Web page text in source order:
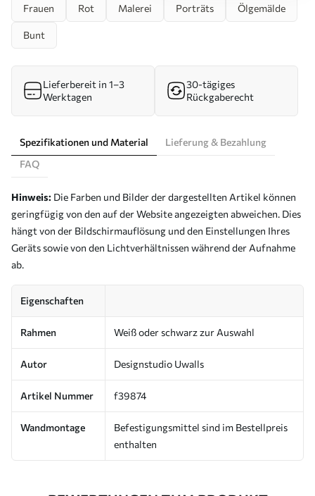
Frauen Rot Malerei Porträts Ölgemälde
Bunt
Lieferbereit in 1–3
Werktagen
30-tägiges
Rückgaberecht
Spezifikationen und Material
Lieferung & Bezahlung
FAQ
Hinweis: Die Farben und Bilder der dargestellten Artikel können
geringfügig von den auf der Website angezeigten abweichen. Dies
hängt von der Bildschirmauflösung und den Einstellungen Ihres
Geräts sowie von den Lichtverhältnissen während der Aufnahme
ab.
Eigenschaften
Rahmen Weiß oder schwarz zur Auswahl
Autor Designstudio Uwalls
Artikel Nummer f39874
Wandmontage
Befestigungsmittel sind im Bestellpreis
enthalten